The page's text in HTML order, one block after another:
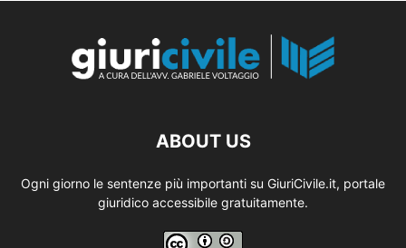
ABOUT US
Ogni giorno le sentenze più importanti su GiuriCivile.it, portale
giuridico accessibile gratuitamente.